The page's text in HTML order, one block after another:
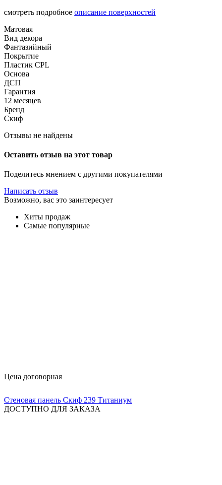
смотреть подробное описание поверхностей
Матовая
Вид декора
Фантазийный
Покрытие
Пластик CPL
Основа
ДСП
Гарантия
12 месяцев
Бренд
Скиф
Отзывы не найдены
Оставить отзыв на этот товар
Поделитесь мнением с другими покупателями
Написать отзыв
Возможно, вас это заинтересует
Хиты продаж
Самые популярные
Цена договорная
Стеновая панель Скиф 239 Титаниум
ДОСТУПНО ДЛЯ ЗАКАЗА